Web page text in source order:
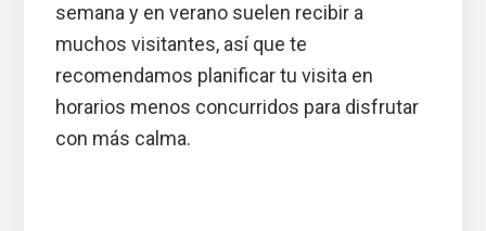
semana y en verano suelen recibir a
muchos visitantes, así que te
recomendamos planificar tu visita en
horarios menos concurridos para disfrutar
con más calma.